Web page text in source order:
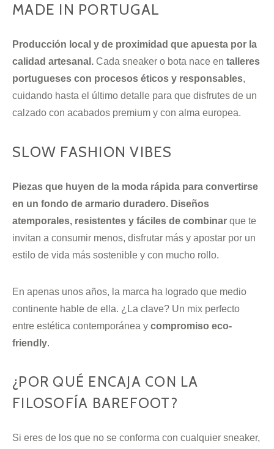
MADE IN PORTUGAL
Producción local y de proximidad que apuesta por la
calidad artesanal. Cada sneaker o bota nace en talleres
portugueses con procesos éticos y responsables,
cuidando hasta el último detalle para que disfrutes de un
calzado con acabados premium y con alma europea.
SLOW FASHION VIBES
Piezas que huyen de la moda rápida para convertirse
en un fondo de armario duradero. Diseños
atemporales, resistentes y fáciles de combinar que te
invitan a consumir menos, disfrutar más y apostar por un
estilo de vida más sostenible y con mucho rollo.
En apenas unos años, la marca ha logrado que medio
continente hable de ella. ¿La clave? Un mix perfecto
entre estética contemporánea y compromiso eco-
friendly.
¿POR QUÉ ENCAJA CON LA
FILOSOFÍA BAREFOOT?
Si eres de los que no se conforma con cualquier sneaker,